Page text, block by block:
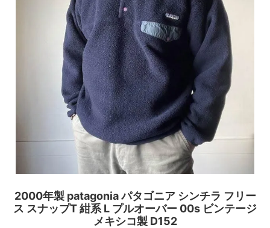
2000年製 patagonia パタゴニア シンチラ フリー
ス スナップT 紺系 L プルオーバー 00s ビンテージ
メキシコ製 D152